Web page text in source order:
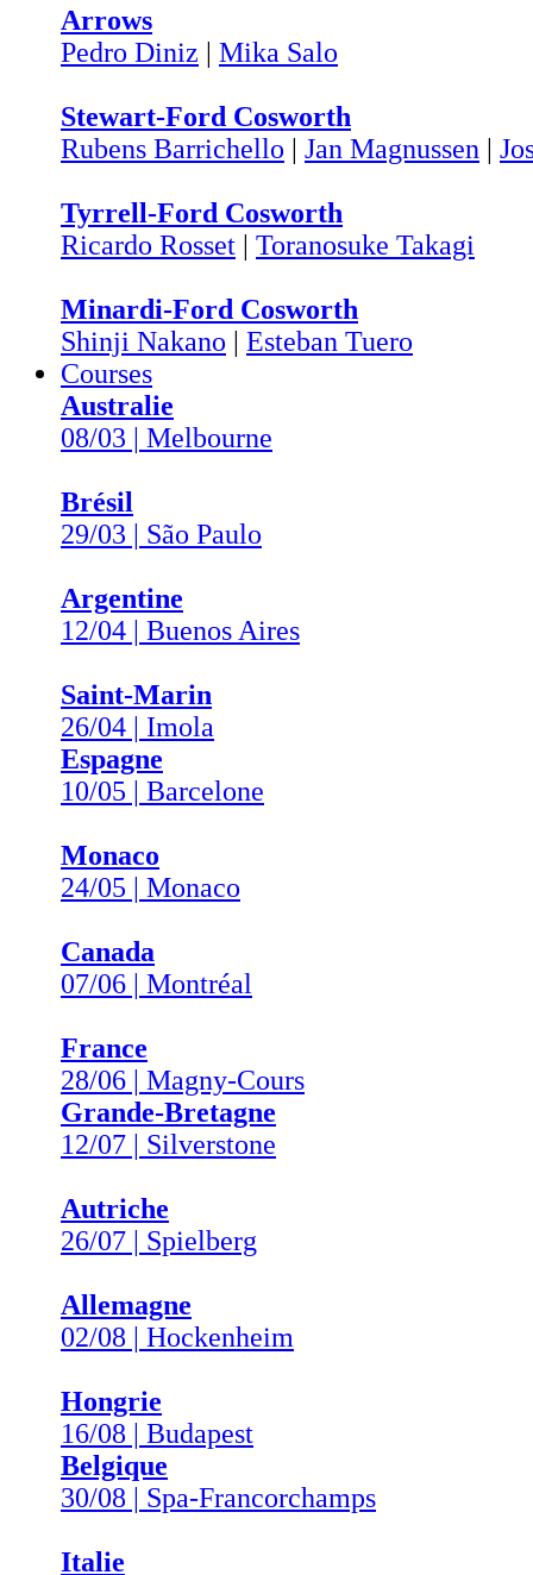
Arrows
Pedro Diniz | Mika Salo
Stewart-Ford Cosworth
Rubens Barrichello | Jan Magnussen |
Tyrrell-Ford Cosworth
Ricardo Rosset | Toranosuke Takagi
Minardi-Ford Cosworth
Shinji Nakano | Esteban Tuero
Courses
Australie
08/03 | Melbourne
Brésil
29/03 | São Paulo
Argentine
12/04 | Buenos Aires
Saint-Marin
26/04 | Imola
Espagne
10/05 | Barcelone
Monaco
24/05 | Monaco
Canada
07/06 | Montréal
France
28/06 | Magny-Cours
Grande-Bretagne
12/07 | Silverstone
Autriche
26/07 | Spielberg
Allemagne
02/08 | Hockenheim
Hongrie
16/08 | Budapest
Belgique
30/08 | Spa-Francorchamps
Italie